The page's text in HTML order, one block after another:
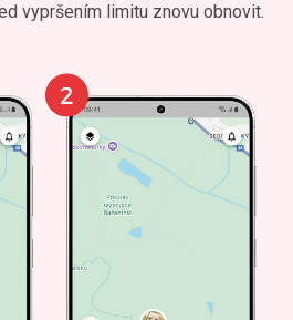
vypršením limitu znovu obnovit.